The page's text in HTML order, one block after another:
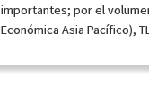
importantes; por el
Económica Asia Pacífico),